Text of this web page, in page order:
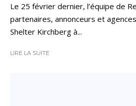
Le 25 février dernier, l’équipe de
partenaires, annonceurs et
Shelter Kirchberg à...
LIRE LA SUITE